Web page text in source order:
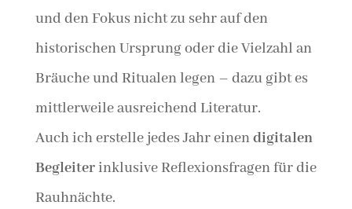
und den Fokus nicht zu sehr auf den
historischen Ursprung oder die Vielzahl an
Bräuche und Ritualen legen – dazu gibt es
mittlerweile ausreichend Literatur.
Auch ich erstelle jedes Jahr einendigitalen
Begleiterinklusive Reflexionsfragen für die
Rauhnächte.